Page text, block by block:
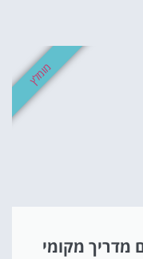
מדריך מקומי
מומלץ